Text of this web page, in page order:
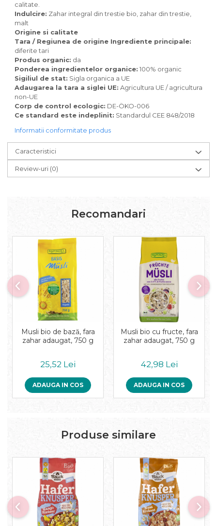
Superalimente bio
Uleiuri, grasimi si otet
Grasimi bio
Otet bio
Ulei bio
Ulei de masline bio
Uleiuri esentiale alimentare bio
Uleiuri Oxyguard
calitate.
Indulcire: Zahar integral din trestie bio, zahar din trestie,
malt
Origine si calitate
Tara / Regiunea de origine Ingrediente principale:
diferite tari
Produs organic: da
Ponderea ingredientelor organice: 100% organic
Sigiliul de stat: Sigla organica a UE
Adaugarea la tara a siglei UE: Agricultura UE / agricultura
non-UE
Corp de control ecologic: DE-ÖKO-006
Ce standard este indeplinit: Standardul CEE 848/2018
Informatii conformitate produs
Caracteristici
Review-uri (0)
Recomandari
Musli bio de bază, fara
zahar adaugat, 750 g
25,52 Lei
ADAUGA IN COS
Musli bio cu fructe, fara
zahar adaugat, 750 g
42,98 Lei
ADAUGA IN COS
Produse similare